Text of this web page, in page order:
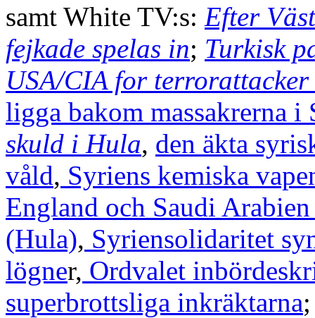
samt White TV:s: Efter
fejkade spelas in; Turkisk
USA/CIA for
ligga bakom massakrerna i
skuld i Hula, den äkta
våld, Syriens kemiska
England och Saudi
(Hula), Syriensolidaritet
lögner, Ordvalet
superbrottsliga inkräktarna;